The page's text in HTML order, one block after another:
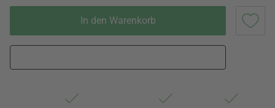
In den Warenkorb